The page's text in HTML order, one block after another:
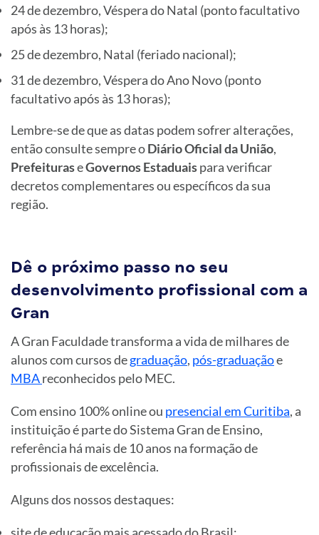
24 de dezembro, Véspera do Natal (ponto facultativo
após às 13 horas);
25 de dezembro, Natal (feriado nacional);
31 de dezembro, Véspera do Ano Novo (ponto
facultativo após às 13 horas);
Lembre-se de que as datas podem sofrer alterações,
então consulte sempre oDiário Oficial da União,
PrefeituraseGovernos Estaduaispara verificar
decretos complementares ou específicos da sua
região.
Dê o próximo passo no seu
desenvolvimento profissional com a
Gran
A Gran Faculdade transforma a vida de milhares de
alunos com cursos degraduação, pós-graduaçãoe
MBAreconhecidos pelo MEC.
Com ensino 100% online ou presencial em Curitiba, a
instituição é parte do Sistema Gran de Ensino,
referência há mais de 10 anos na formação de
profissionais de excelência.
Alguns dos nossos destaques: